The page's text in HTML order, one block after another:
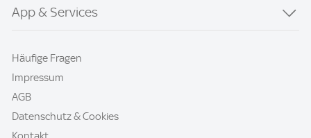
App & Services
Häufige Fragen
Impressum
AGB
Datenschutz & Cookies